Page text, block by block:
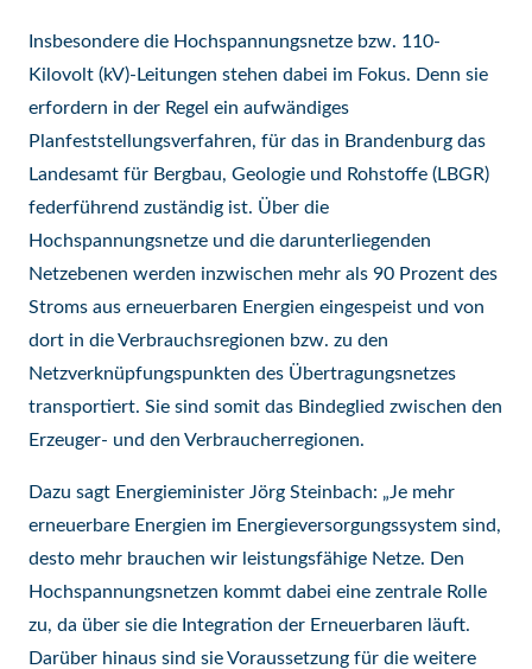
Insbesondere die Hochspannungsnetze bzw. 110-
Kilovolt (kV)-Leitungen stehen dabei im Fokus. Denn sie
erfordern in der Regel ein aufwändiges
Planfeststellungsverfahren, für das in Brandenburg das
Landesamt für Bergbau, Geologie und Rohstoffe (LBGR)
federführend zuständig ist. Über die
Hochspannungsnetze und die darunterliegenden
Netzebenen werden inzwischen mehr als 90 Prozent des
Stroms aus erneuerbaren Energien eingespeist und von
dort in die Verbrauchsregionen bzw. zu den
Netzverknüpfungspunkten des Übertragungsnetzes
transportiert. Sie sind somit das Bindeglied zwischen den
Erzeuger- und den Verbraucherregionen.
Dazu sagt Energieminister Jörg Steinbach: „Je mehr
erneuerbare Energien im Energieversorgungssystem sind,
desto mehr brauchen wir leistungsfähige Netze. Den
Hochspannungsnetzen kommt dabei eine zentrale Rolle
zu, da über sie die Integration der Erneuerbaren läuft.
Darüber hinaus sind sie Voraussetzung für die weitere